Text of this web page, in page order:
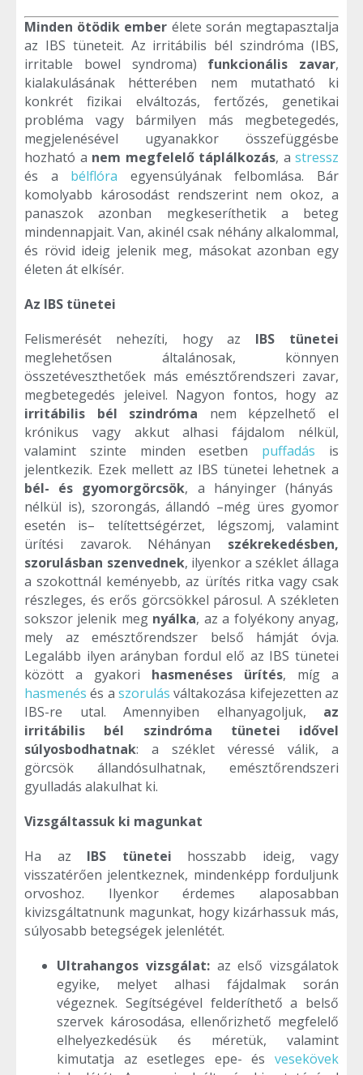
Minden ötödik ember élete során megtapasztalja
az IBS tüneteit. Az irritábilis bél szindróma (IBS,
irritable bowel syndroma) funkcionális zavar,
kialakulásának hétterében nem mutatható ki
konkrét fizikai elváltozás, fertőzés, genetikai
probléma vagy bármilyen más megbetegedés,
megjelenésével ugyanakkor összefüggésbe
hozható a nem megfelelő táplálkozás, a stressz
és a bélflóra egyensúlyának felbomlása. Bár
komolyabb károsodást rendszerint nem okoz, a
panaszok azonban megkeseríthetik a beteg
mindennapjait. Van, akinél csak néhány alkalommal,
és rövid ideig jelenik meg, másokat azonban egy
életen át elkísér.
Az IBS tünetei
Felismerését nehezíti, hogy az IBS tünetei
meglehetősen általánosak, könnyen
összetéveszthetőek más emésztőrendszeri zavar,
megbetegedés jeleivel. Nagyon fontos, hogy az
irritábilis bél szindróma nem képzelhető el
krónikus vagy akkut alhasi fájdalom nélkül,
valamint szinte minden esetben puffadás is
jelentkezik. Ezek mellett az IBS tünetei lehetnek a
bél- és gyomorgörcsök, a hányinger (hányás
nélkül is), szorongás, állandó –még üres gyomor
esetén is– telítettségérzet, légszomj, valamint
ürítési zavarok. Néhányan székrekedésben,
szorulásban szenvednek, ilyenkor a széklet állaga
a szokottnál keményebb, az ürítés ritka vagy csak
részleges, és erős görcsökkel párosul. A székleten
sokszor jelenik meg nyálka, az a folyékony anyag,
mely az emésztőrendszer belső hámját óvja.
Legalább ilyen arányban fordul elő az IBS tünetei
között a gyakori hasmenéses ürítés, míg a
hasmenés és a szorulás váltakozása kifejezetten az
IBS-re utal. Amennyiben elhanyagoljuk, az
irritábilis bél szindróma tünetei idővel
súlyosbodhatnak: a széklet véressé válik, a
görcsök állandósulhatnak, emésztőrendszeri
gyulladás alakulhat ki.
Vizsgáltassuk ki magunkat
Ha az IBS tünetei hosszabb ideig, vagy
visszatérően jelentkeznek, mindenképp forduljunk
orvoshoz. Ilyenkor érdemes alaposabban
kivizsgáltatnunk magunkat, hogy kizárhassuk más,
súlyosabb betegségek jelenlétét.
Ultrahangos vizsgálat:az első vizsgálatok
egyike, melyet alhasi fájdalmak során
végeznek. Segítségével felderíthető a belső
szervek károsodása, ellenőrizhető megfelelő
elhelyezkedésük és méretük, valamint
kimutatja az esetleges epe- és vesekövek